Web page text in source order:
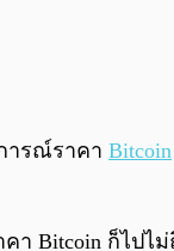
ารณ์ราคา Bitcoin
Bitcoin ก็ไป